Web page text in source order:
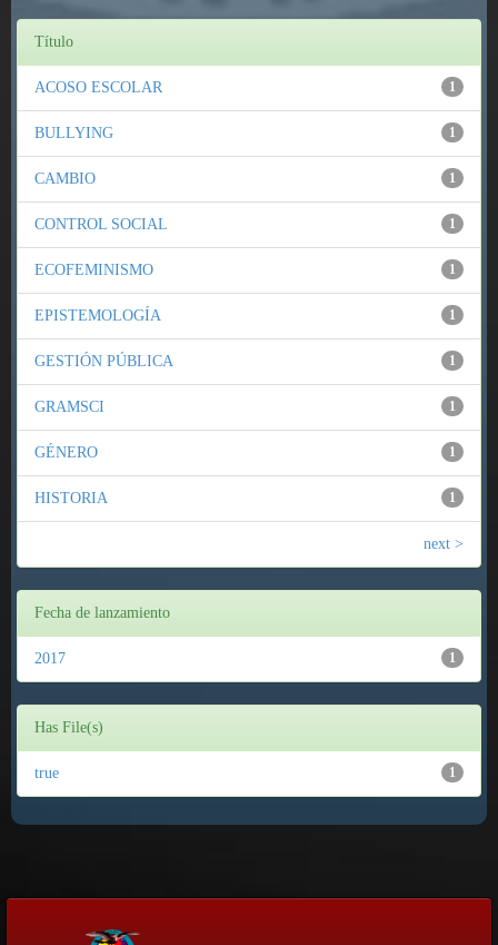
Título
1
ACOSO ESCOLAR
1
BULLYING
1
CAMBIO
1
CONTROL SOCIAL
1
ECOFEMINISMO
1
EPISTEMOLOGÍA
1
GESTIÓN PÚBLICA
1
GRAMSCI
1
GÉNERO
1
HISTORIA
next >
Fecha de lanzamiento
1
2017
Has File(s)
1
true